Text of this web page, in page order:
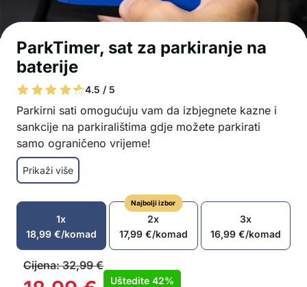
ParkTimer, sat za parkiranje na
baterije
4.5 / 5
Parkirni sati omogućuju vam da izbjegnete kazne i
sankcije na parkiralištima gdje možete parkirati
samo ograničeno vrijeme!
Jednostavan za korištenje sat za parkiranje
Uvijek prikazuje točno vrijeme kada parkirate na
parkirnom mjestu
Jednostavan za upravljanje s rukama na
stražnjoj strani
Lagan, kompaktan i jednostavan za nošenje
Zauzima malo prostora
Izrađen od izdržljive plastike, za dug život
Prikaži više
1x
18,99 €/komad
Najbolji izbor
2x
17,99 €/komad
3x
16,99€/komad
Cijena:32,99€
Uštedite 42%